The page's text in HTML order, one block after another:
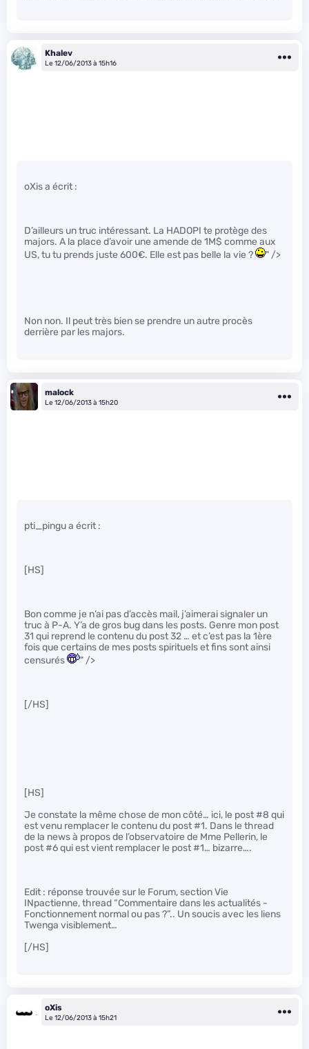
Khalev
Le 12/06/2013 à 15h16
oXis a écrit :
D’ailleurs un truc intéressant. La HADOPI te protège des
majors. A la place d’avoir une amende de 1M$ comme aux
US, tu tu prends juste 600€. Elle est pas belle la vie ?
" />
Non non. Il peut très bien se prendre un autre procès
derrière par les majors.
malock
Le 12/06/2013 à 15h20
pti_pingu a écrit :
[HS]
Bon comme je n’ai pas d’accès mail, j’aimerai signaler un
truc à P-A. Y’a de gros bug dans les posts. Genre mon post
31 qui reprend le contenu du post 32 … et c’est pas la 1ère
fois que certains de mes posts spirituels et fins sont ainsi
censurés
" />
[/HS]
[HS]
Je constate la même chose de mon côté… ici, le post #8 qui
est venu remplacer le contenu du post #1. Dans le thread
de la news à propos de l’observatoire de Mme Pellerin, le
post #6 qui est vient remplacer le post #1… bizarre….
Edit : réponse trouvée sur le Forum, section Vie
INpactienne, thread “Commentaire dans les actualités -
Fonctionnement normal ou pas ?”.. Un soucis avec les liens
Twenga visiblement…
[/HS]
oXis
Le 12/06/2013 à 15h21